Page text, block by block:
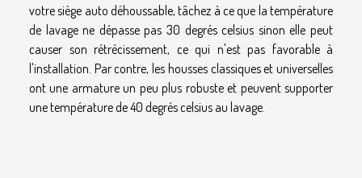
votre siège auto déhoussable, tâchez à ce que la température
de lavage ne dépasse pas 30 degrés celsius sinon elle peut
causer son rétrécissement, ce qui n'est pas favorable à
l'installation. Par contre, les housses classiques et universelles
ont une armature un peu plus robuste et peuvent supporter
une température de 40 degrés celsius au lavage.